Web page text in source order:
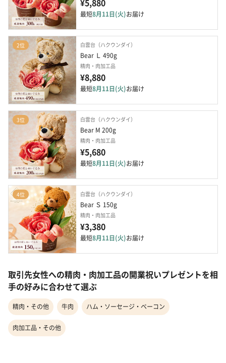
¥5,880
最短8月11日(火)お届け
2位 白雲台（ハクウンダイ）
Bear Ｌ 490g
精肉・肉加工品
¥8,880
最短8月11日(火)お届け
3位 白雲台（ハクウンダイ）
Bear M 200g
精肉・肉加工品
¥5,680
最短8月11日(火)お届け
4位 白雲台（ハクウンダイ）
Bear Ｓ 150g
精肉・肉加工品
¥3,380
最短8月11日(火)お届け
取引先女性への精肉・肉加工品の開業祝いプレゼントを相
手の好みに合わせて選ぶ
精肉・その他 牛肉 ハム・ソーセージ・ベーコン
肉加工品・その他